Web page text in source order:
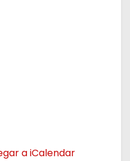
a iCalendar